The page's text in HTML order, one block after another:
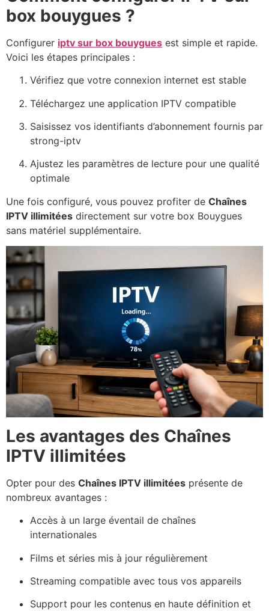
box bouygues ?
Configurer iptv sur box bouygues est simple et rapide.
Voici les étapes principales :
Vérifiez que votre connexion internet est stable
Téléchargez une application IPTV compatible
Saisissez vos identifiants d’abonnement fournis par
strong-iptv
Ajustez les paramètres de lecture pour une qualité
optimale
Une fois configuré, vous pouvez profiter de Chaînes
IPTV illimitées directement sur votre box Bouygues
sans matériel supplémentaire.
Les avantages des Chaînes
IPTV illimitées
Opter pour des Chaînes IPTV illimitées présente de
nombreux avantages :
Accès à un large éventail de chaînes
internationales
Films et séries mis à jour régulièrement
Streaming compatible avec tous vos appareils
Support pour les contenus en haute définition et